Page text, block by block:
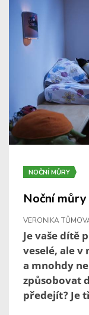
NOČNÍ MŮRY
Noční
VERONIKA
Je vaše dítě
veselé, ale v
a mnohdy
způsobovat
předejít? Je